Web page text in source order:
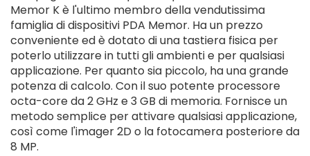
Memor K è l'ultimo membro della vendutissima
famiglia di dispositivi PDA Memor. Ha un prezzo
conveniente ed è dotato di una tastiera fisica per
poterlo utilizzare in tutti gli ambienti e per qualsiasi
applicazione. Per quanto sia piccolo, ha una grande
potenza di calcolo. Con il suo potente processore
octa-core da 2 GHz e 3 GB di memoria. Fornisce un
metodo semplice per attivare qualsiasi applicazione,
così come l'imager 2D o la fotocamera posteriore da
8 MP.